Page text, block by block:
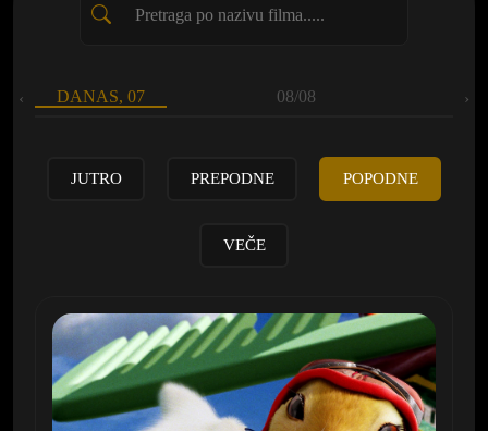
DANAS, 07 08/08
‹ ›
JUTRO PREPODNE POPODNE
VEČE